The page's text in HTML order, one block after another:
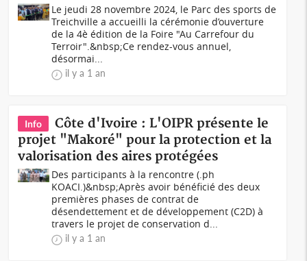
Le jeudi 28 novembre 2024, le Parc des sports de
Treichville a accueilli la cérémonie d’ouverture
de la 4è édition de la Foire "Au Carrefour du
Terroir".&nbsp;Ce rendez-vous annuel,
désormai...
il y a 1 an
Info
Côte d'Ivoire : L'OIPR présente le
projet "Makoré" pour la protection et la
valorisation des aires protégées
Des participants à la rencontre (.ph
KOACI.)&nbsp;Après avoir bénéficié des deux
premières phases de contrat de
désendettement et de développement (C2D) à
travers le projet de conservation d...
il y a 1 an